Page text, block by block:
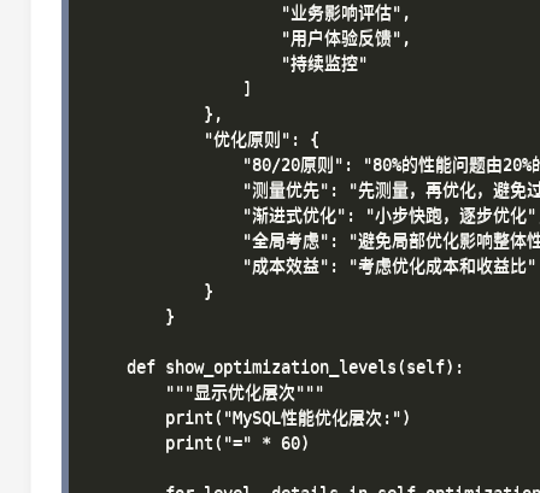
                    "业务影响评估",
                    "用户体验反馈",
                    "持续监控"
                ]
            },
            "优化原则": {
"80/20原则": "80%的性能问题由20%
"测量优先": "先测量，再优化，避免
"渐进式优化": "小步快跑，逐步优化
"全局考虑": "避免局部优化影响整体
                "成本效益": "考虑优化成本和收益比"
            }
        }
    def show_optimization_levels(self):
        """显示优化层次"""
        print("MySQL性能优化层次:")
        print("=" * 60)